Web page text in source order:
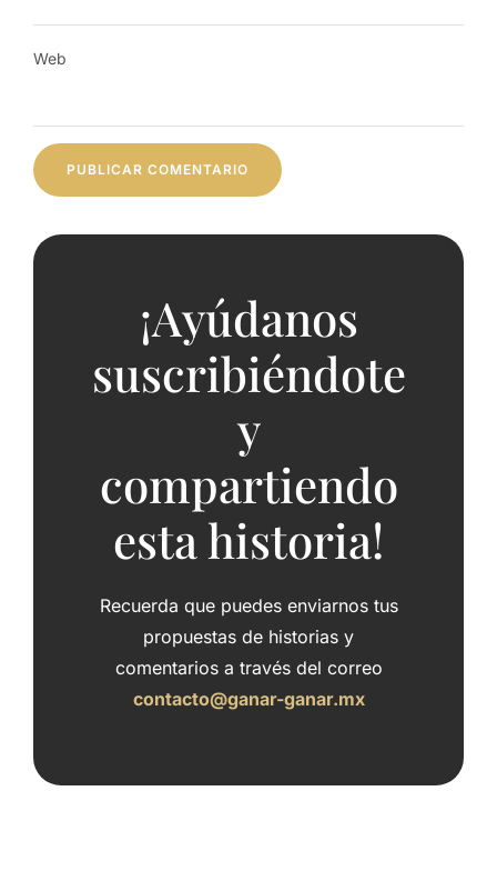
Web
¡Ayúdanos
suscribiéndote
y
compartiendo
esta historia!
Recuerda que puedes enviarnos tus
propuestas de historias y
comentarios a través del correo
contacto@ganar-ganar.mx